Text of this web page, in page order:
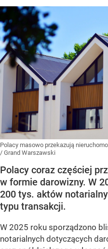
Polacy masowo przekazują
/ Grand Warszawski
Polacy coraz częściej
w formie darowizny. W
200 tys. aktów
typu transakcji.
W 2025 roku sporządzono
notarialnych dotyczących